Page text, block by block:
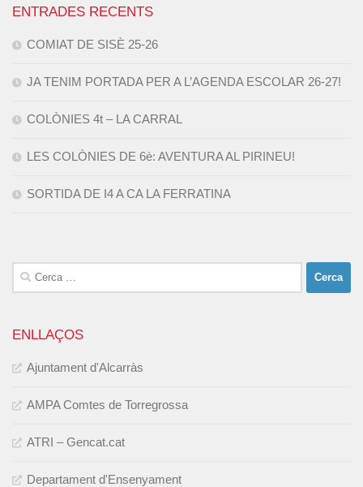
ENTRADES RECENTS
COMIAT DE SISÈ 25-26
JA TENIM PORTADA PER A L’AGENDA ESCOLAR 26-27!
COLÒNIES 4t – LA CARRAL
LES COLÒNIES DE 6è: AVENTURA AL PIRINEU!
SORTIDA DE I4 A CA LA FERRATINA
Cerca:
ENLLAÇOS
Ajuntament d'Alcarràs
AMPA Comtes de Torregrossa
ATRI – Gencat.cat
Departament d'Ensenyament